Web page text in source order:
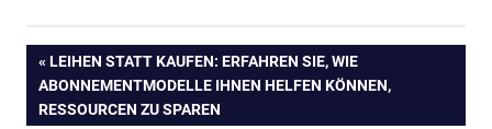
Beitragsnavigation
VORHERIGER
BEITRAG:
LEIHEN STATT KAUFEN: ERFAHREN SIE, WIE
ABONNEMENTMODELLE IHNEN HELFEN KÖNNEN,
RESSOURCEN ZU SPAREN